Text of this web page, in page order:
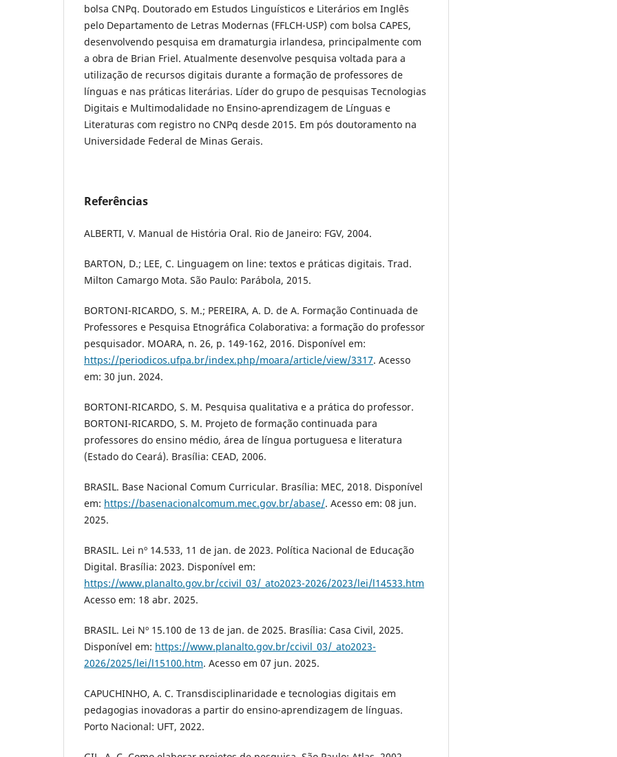
bolsa CNPq. Doutorado em Estudos Linguísticos e Literários em Inglês
pelo Departamento de Letras Modernas (FFLCH-USP) com bolsa CAPES,
desenvolvendo pesquisa em dramaturgia irlandesa, principalmente com
a obra de Brian Friel. Atualmente desenvolve pesquisa voltada para a
utilização de recursos digitais durante a formação de professores de
línguas e nas práticas literárias. Líder do grupo de pesquisas Tecnologias
Digitais e Multimodalidade no Ensino-aprendizagem de Línguas e
Literaturas com registro no CNPq desde 2015. Em pós doutoramento na
Universidade Federal de Minas Gerais.
Referências
ALBERTI, V. Manual de História Oral. Rio de Janeiro: FGV, 2004.
BARTON, D.; LEE, C. Linguagem on line: textos e práticas digitais. Trad.
Milton Camargo Mota. São Paulo: Parábola, 2015.
BORTONI-RICARDO, S. M.; PEREIRA, A. D. de A. Formação Continuada de
Professores e Pesquisa Etnográfica Colaborativa: a formação do professor
pesquisador. MOARA, n. 26, p. 149-162, 2016. Disponível em:
https://periodicos.ufpa.br/index.php/moara/article/view/3317. Acesso
em: 30 jun. 2024.
BORTONI-RICARDO, S. M. Pesquisa qualitativa e a prática do professor.
BORTONI-RICARDO, S. M. Projeto de formação continuada para
professores do ensino médio, área de língua portuguesa e literatura
(Estado do Ceará). Brasília: CEAD, 2006.
BRASIL. Base Nacional Comum Curricular. Brasília: MEC, 2018. Disponível
em: https://basenacionalcomum.mec.gov.br/abase/. Acesso em: 08 jun.
2025.
BRASIL. Lei nº 14.533, 11 de jan. de 2023. Política Nacional de Educação
Digital. Brasília: 2023. Disponível em:
https://www.planalto.gov.br/ccivil_03/_ato2023-2026/2023/lei/l14533.htm
Acesso em: 18 abr. 2025.
BRASIL. Lei Nº 15.100 de 13 de jan. de 2025. Brasília: Casa Civil, 2025.
Disponível em: https://www.planalto.gov.br/ccivil_03/_ato2023-
2026/2025/lei/l15100.htm. Acesso em 07 jun. 2025.
CAPUCHINHO, A. C. Transdisciplinaridade e tecnologias digitais em
pedagogias inovadoras a partir do ensino-aprendizagem de línguas.
Porto Nacional: UFT, 2022.